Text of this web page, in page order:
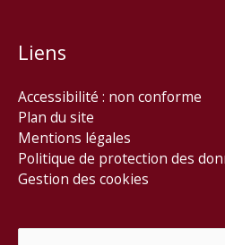
Liens
Accessibilité : non conforme
Plan du site
Mentions légales
Politique de protection des
Gestion des cookies